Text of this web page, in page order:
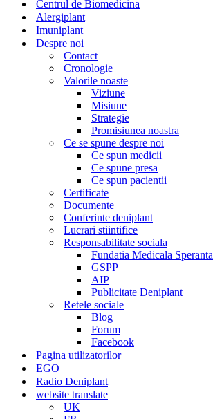
Centrul de Biomedicina
Alergiplant
Imuniplant
Despre noi
Contact
Cronologie
Valorile noaste
Viziune
Misiune
Strategie
Promisiunea noastra
Ce se spune despre noi
Ce spun medicii
Ce spune presa
Ce spun pacientii
Certificate
Documente
Conferinte deniplant
Lucrari stiintifice
Responsabilitate sociala
Fundatia Medicala Speranta
GSPP
AIP
Publicitate Deniplant
Retele sociale
Blog
Forum
Facebook
Pagina utilizatorilor
EGO
Radio Deniplant
website translate
UK